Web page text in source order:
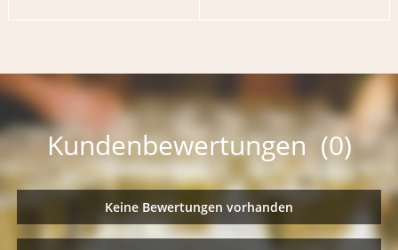
Kundenbewertungen (0)
Keine Bewertungen vorhanden